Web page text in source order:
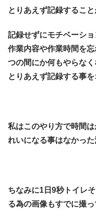
とりあえず記録すること
記録せずにモチベーシ
作業内容や作業時間を
つの間にか何もやらな
とりあえず記録する事を
私はこのやり方で時間
れいになる事はなかっ
ちなみに1日9秒トイレ
る為の画像もすでに撮っ